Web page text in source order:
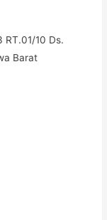
RT.01/10 Ds.
Barat